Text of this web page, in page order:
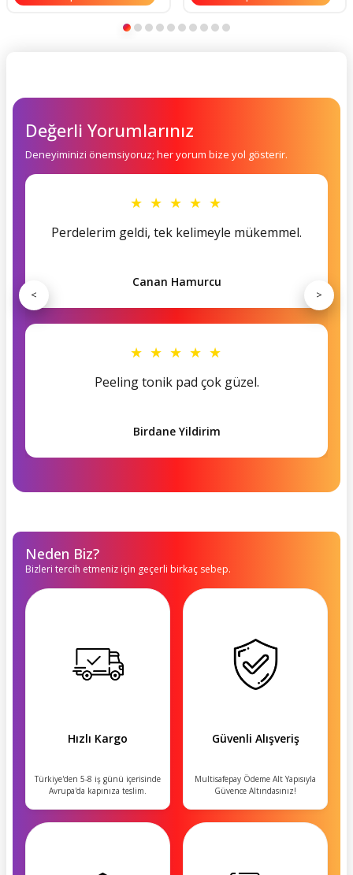
Değerli Yorumlarınız
Deneyiminizi önemsiyoruz; her yorum bize yol gösterir.
★ ★ ★ ★ ★
Perdelerim geldi, tek kelimeyle mükemmel.
Canan Hamurcu
★ ★ ★ ★ ★
Peeling tonik pad çok güzel.
Birdane Yildirim
< >
Neden Biz?
Bizleri tercih etmeniz için geçerli birkaç sebep.
Hızlı Kargo
Türkiye'den 5-8 iş günü içerisinde
Avrupa'da kapınıza teslim.
Güvenli Alışveriş
Multisafepay Ödeme Alt Yapısıyla
Güvence Altındasınız!